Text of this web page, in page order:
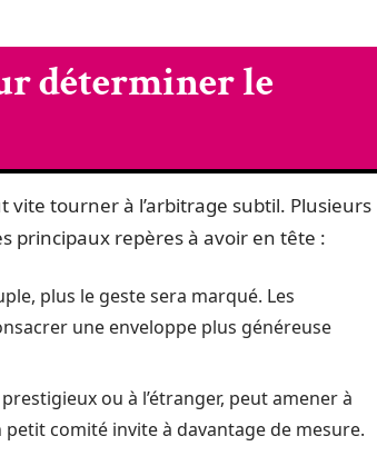
déterminer le
vite tourner à l’arbitrage subtil. Plusieurs
principaux repères à avoir en tête :
plus le geste sera marqué. Les
une enveloppe plus généreuse
ou à l’étranger, peut amener à
comité invite à davantage de mesure.